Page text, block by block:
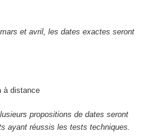
et avril, les dates exactes seront
à distance
propositions de dates seront
ayant réussis les tests techniques.